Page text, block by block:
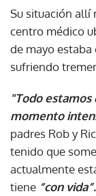
Su situación allí
centro médico
de mayo estaba
sufriendo
"Todo estamos
momento
padres Rob y
tenido que
actualmente
tiene “con vida”.